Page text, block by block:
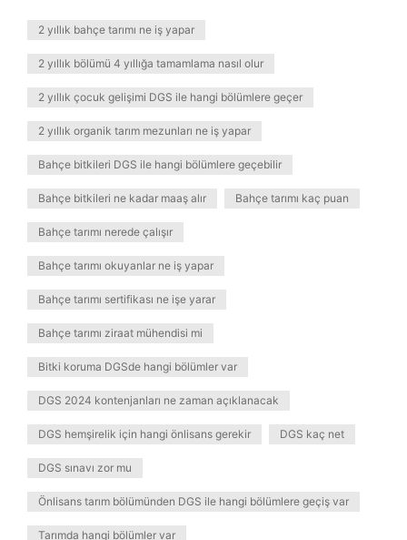
2 yıllık bahçe tarımı ne iş yapar
2 yıllık bölümü 4 yıllığa tamamlama nasıl olur
2 yıllık çocuk gelişimi DGS ile hangi bölümlere geçer
2 yıllık organik tarım mezunları ne iş yapar
Bahçe bitkileri DGS ile hangi bölümlere geçebilir
Bahçe bitkileri ne kadar maaş alır Bahçe tarımı kaç puan
Bahçe tarımı nerede çalışır
Bahçe tarımı okuyanlar ne iş yapar
Bahçe tarımı sertifikası ne işe yarar
Bahçe tarımı ziraat mühendisi mi
Bitki koruma DGSde hangi bölümler var
DGS 2024 kontenjanları ne zaman açıklanacak
DGS hemşirelik için hangi önlisans gerekir DGS kaç net
DGS sınavı zor mu
Önlisans tarım bölümünden DGS ile hangi bölümlere geçiş var
Tarımda hangi bölümler var